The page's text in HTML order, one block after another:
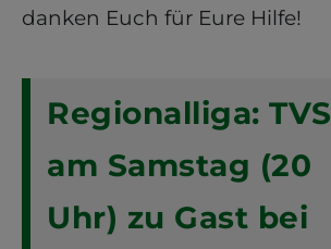
danken Euch für Eure Hilfe!
Regionalliga: TVS
am Samstag (20
Uhr) zu Gast bei